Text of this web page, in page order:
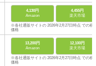
4,130円
Amazon
4,455円
楽天市場
※各社通販サイトの 2026年2月27日時点 での税
価格
13,200円
Amazon
12,100円
楽天市場
※各社通販サイトの 2026年2月27日時点 での税
価格